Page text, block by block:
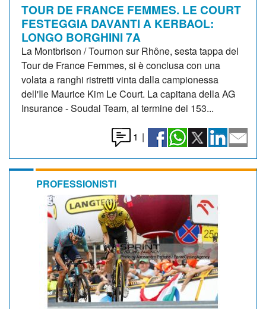
TOUR DE FRANCE FEMMES. LE COURT
FESTEGGIA DAVANTI A KERBAOL:
LONGO BORGHINI 7A
La Montbrison / Tournon sur Rhône, sesta tappa del
Tour de France Femmes, si è conclusa con una
volata a ranghi ristretti vinta dalla campionessa
dell'Ile Maurice Kim Le Court. La capitana della AG
Insurance - Soudal Team, al termine dei 153...
1 |
PROFESSIONISTI